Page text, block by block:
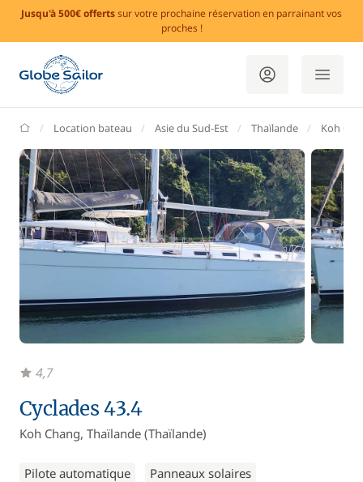
Jusqu'à 500€ offertssur votre prochaine réservation en parrainant vos
proches !
GlobeSailor
Location bateau Asie du Sud-Est Thaïlande Koh
Cyclades 43.4
Koh Chang, Thaïlande (Thaïlande)
Pilote automatique Panneaux solaires
4,7